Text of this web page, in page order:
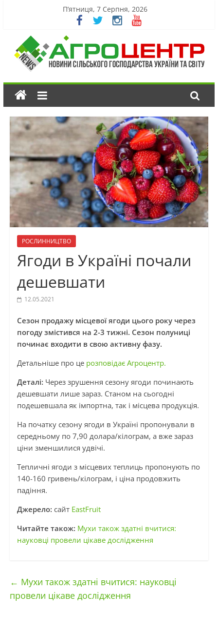
П’ятниця, 7 Серпня, 2026
РОСЛИННИЦТВО
Ягоди в Україні почали
дешевшати
12.05.2021
Сезон продажу місцевої ягоди цього року через
погоду змістився на 2-3 тижні. Сезон полуниці
починає входити в свою активну фазу.
Детальніше про це розповідає Агроцентр.
Деталі: Через зрушення сезону ягоди починають
дешевшати лише зараз. Станом на сьогодні
подешевшала як імпортна, так і місцева продукція.
На початку сезону ягоди в Україні пропонували в
середньому по 7,90 долара/кілограм, а вже зараз
ціни зменшилися удвічі.
Тепличні ягоди з місцевих теплиць пропонують по
140-160 гривень/кілограм, і ціна продовжить
падіння.
Джерело: сайт EastFruit
Читайте також: Мухи також здатні вчитися:
науковці провели цікаве дослідження
← Мухи також здатні вчитися: науковці
провели цікаве дослідження